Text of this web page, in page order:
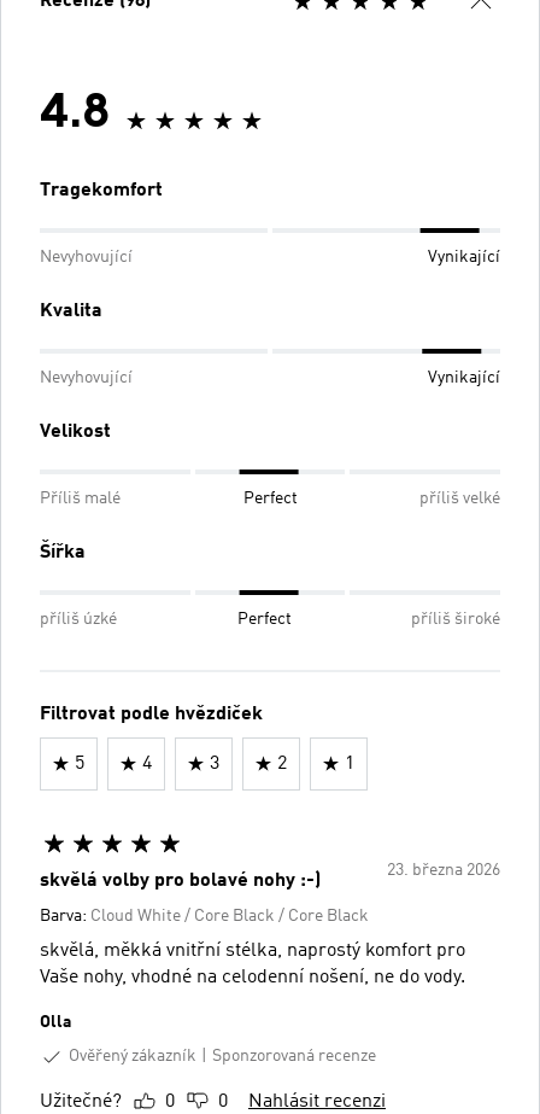
4.8
Tragekomfort
Nevyhovující Vynikající
Kvalita
Nevyhovující Vynikající
Velikost
Příliš malé Perfect příliš velké
Šířka
příliš úzké Perfect příliš široké
Filtrovat podle hvězdiček
5 4 3 2 1
23. března 2026
skvělá volby pro bolavé nohy :-)
Barva: Cloud White / Core Black / Core Black
skvělá, měkká vnitřní stélka, naprostý komfort pro
Vaše nohy, vhodné na celodenní nošení, ne do vody.
Olla
Ověřený zákazník
Sponzorovaná recenze
Užitečné? 0 0 Nahlásit recenzi